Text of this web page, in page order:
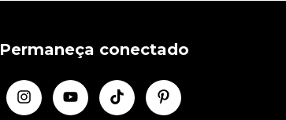
Permaneça conectado